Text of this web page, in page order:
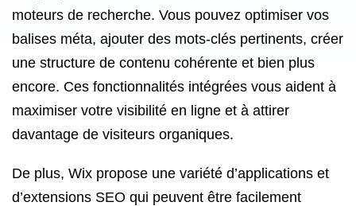
moteurs de recherche. Vous pouvez optimiser vos
balises méta, ajouter des mots-clés pertinents, créer
une structure de contenu cohérente et bien plus
encore. Ces fonctionnalités intégrées vous aident à
maximiser votre visibilité en ligne et à attirer
davantage de visiteurs organiques.
De plus, Wix propose une variété d’applications et
d’extensions SEO qui peuvent être facilement